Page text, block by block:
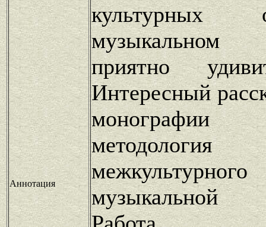
Аннотация
музыкальном
приятно
Интересный
монографии
музыкальной